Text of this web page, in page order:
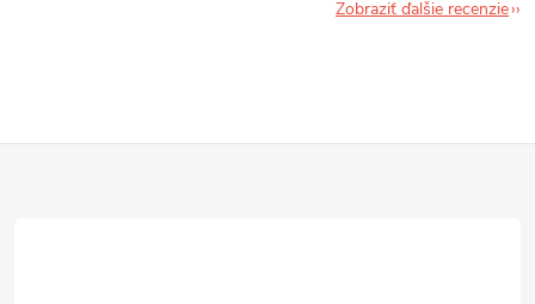
Zobraziť ďalšie recenzie